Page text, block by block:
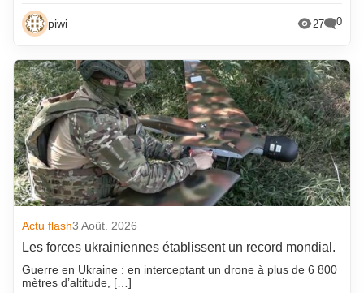
piwi 27 0
Actu flash3 Août. 2026
Les forces ukrainiennes établissent un record mondial.
Guerre en Ukraine : en interceptant un drone à plus de 6 800
mètres d’altitude, […]